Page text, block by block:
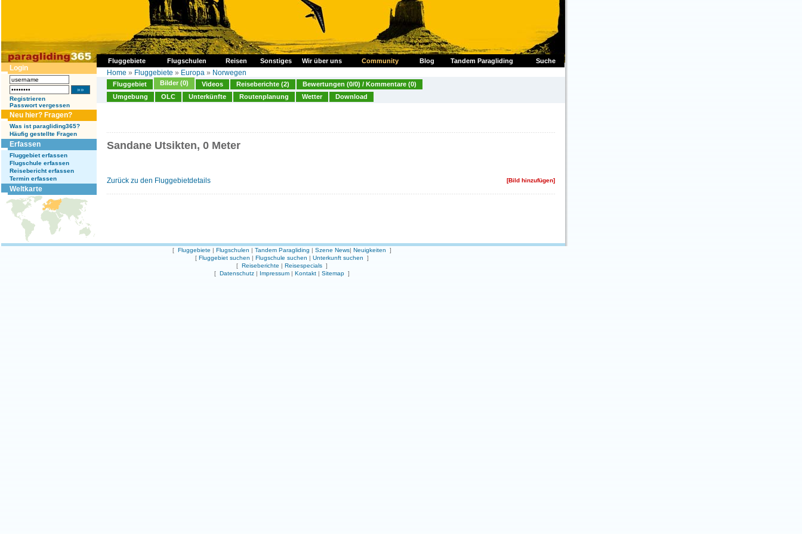
Fluggebiete Flugschulen Reisen Sonstiges Wir über uns Suche
Community Blog Tandem Paragliding
Login
Registrieren
Passwort vergessen
Neu hier? Fragen?
Was ist paragliding365?
Häufig gestellte Fragen
Erfassen
Fluggebiet erfassen
Flugschule erfassen
Reisebericht erfassen
Termin erfassen
Weltkarte
Home » Fluggebiete » Europa » Norwegen
Fluggebiet Bilder (0) Videos Reiseberichte (2)
Bewertungen (0/0) / Kommentare (0)
Umgebung
OLC Unterkünfte Routenplanung Wetter Download
Sandane Utsikten, 0 Meter
Zurück zu den Fluggebietdetails [Bild hinzufügen]
[ Fluggebiete | Flugschulen | Tandem Paragliding | Szene News| Neuigkeiten ]
[ Fluggebiet suchen | Flugschule suchen | Unterkunft suchen ]
[ Reiseberichte | Reisespecials ]
[ Datenschutz | Impressum | Kontakt | Sitemap ]